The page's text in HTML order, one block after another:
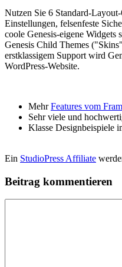
Nutzen Sie 6 Standard-
Einstellungen, felsenfeste
coole Genesis-eigene Widgets
Genesis Child Themes
erstklassigem Support wird
WordPress-Website.
MehrFeatures vom
Sehr viele und
Klasse Designbeispiele
Ein StudioPress Affiliate
Beitrag kommentieren